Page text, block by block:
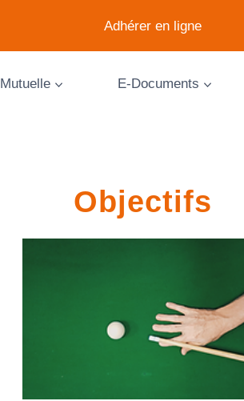
Adhérer en ligne
Mutuelle E-Documents
Objectifs